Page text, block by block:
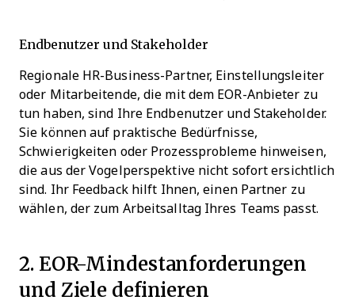
Endbenutzer und Stakeholder
Regionale HR-Business-Partner, Einstellungsleiter
oder Mitarbeitende, die mit dem EOR-Anbieter zu
tun haben, sind Ihre Endbenutzer und Stakeholder.
Sie können auf praktische Bedürfnisse,
Schwierigkeiten oder Prozessprobleme hinweisen,
die aus der Vogelperspektive nicht sofort ersichtlich
sind. Ihr Feedback hilft Ihnen, einen Partner zu
wählen, der zum Arbeitsalltag Ihres Teams passt.
2. EOR-Mindestanforderungen
und Ziele definieren